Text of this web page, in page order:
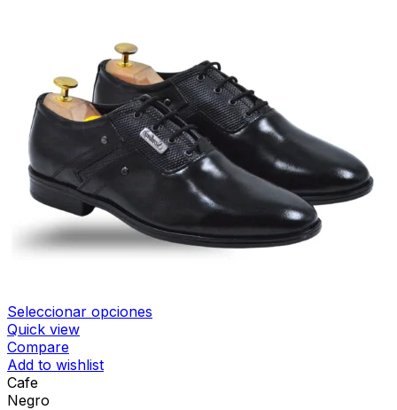
Seleccionar opciones
Quick view
Compare
Add to wishlist
Cafe
Negro